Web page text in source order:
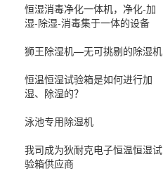
恒湿消毒净化一体机，净化-加
湿-除湿-消毒集于一体的设备
狮王除湿机—无可挑剔的除湿机
恒温恒湿试验箱是如何进行加
湿、除湿的？
泳池专用除湿机
我司成为狄耐克电子恒温恒湿试
验箱供应商